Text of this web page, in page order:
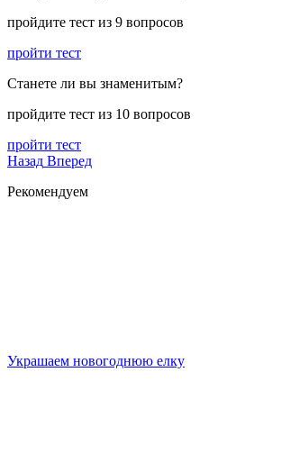
пройдите тест из 9 вопросов
пройти тест
Станете ли вы знаменитым?
пройдите тест из 10 вопросов
пройти тест
Назад Вперед
Рекомендуем
Украшаем новогоднюю елку